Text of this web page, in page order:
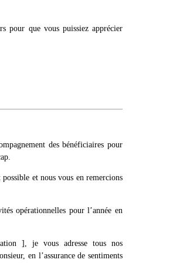
pour que vous puissiez apprécier
des bénéficiaires pour
possible et nous vous en remercions
opérationnelles pour l’année en
], je vous adresse tous nos
en l’assurance de sentiments